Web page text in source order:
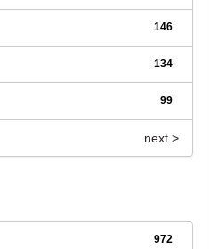
146
134
99
next >
972